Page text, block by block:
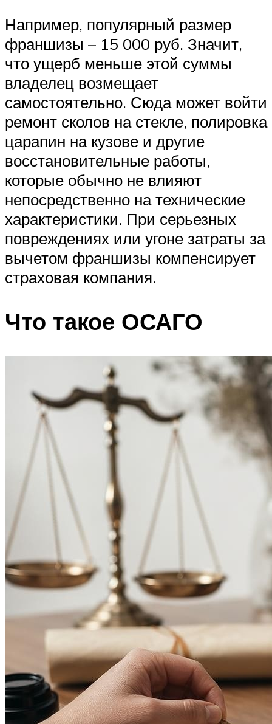
Например, популярный размер
франшизы – 15 000 руб. Значит,
что ущерб меньше этой суммы
владелец возмещает
самостоятельно. Сюда может войти
ремонт сколов на стекле, полировка
царапин на кузове и другие
восстановительные работы,
которые обычно не влияют
непосредственно на технические
характеристики. При серьезных
повреждениях или угоне затраты за
вычетом франшизы компенсирует
страховая компания.
Что такое ОСАГО